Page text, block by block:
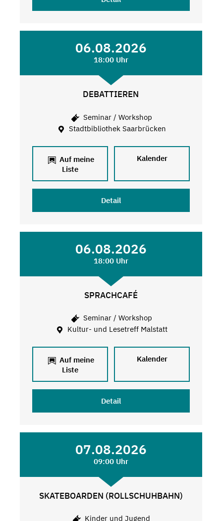
06.08.2026
18:00 Uhr
DEBATTIEREN
Seminar / Workshop
Stadtbibliothek Saarbrücken
Auf meine
Liste
Kalender
Detail
06.08.2026
18:00 Uhr
SPRACHCAFÉ
Seminar / Workshop
Kultur- und Lesetreff Malstatt
Auf meine
Liste
Kalender
Detail
07.08.2026
09:00 Uhr
SKATEBOARDEN (ROLLSCHUHBAHN)
Kinder und Jugend